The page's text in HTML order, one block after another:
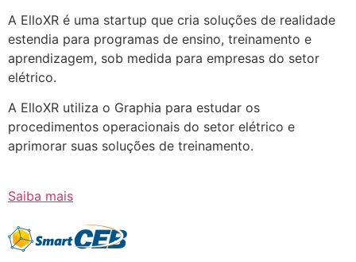
A ElloXR é uma startup que cria soluções de realidade
estendia para programas de ensino, treinamento e
aprendizagem, sob medida para empresas do setor
elétrico.
A ElloXR utiliza o Graphia para estudar os
procedimentos operacionais do setor elétrico e
aprimorar suas soluções de treinamento.
Saiba mais